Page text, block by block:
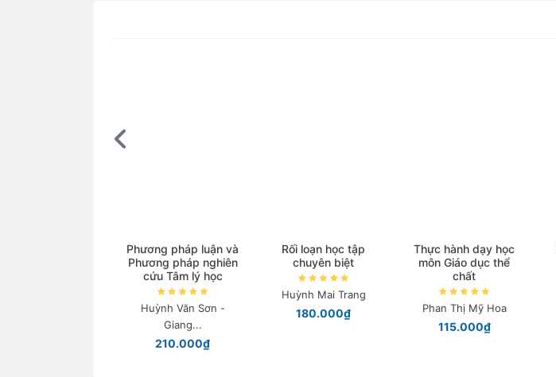
Phương pháp luận và
Phương pháp nghiên
cứu Tâm lý học
Huỳnh Văn Sơn -
Giang...
210.000₫
Rối loạn học tập
chuyên biệt
Huỳnh Mai Trang
180.000₫
Thực hành dạy học
môn Giáo dục thể
chất
Phan Thị Mỹ Hoa
115.000₫